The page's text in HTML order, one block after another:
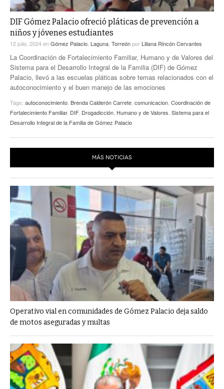
DIF Gómez Palacio ofreció pláticas de prevención a
niños y jóvenes estudiantes
12 julio, 2024enGómez Palacio Laguna Torreónpor Liliana Rincón Cervantes
La Coordinación de Fortalecimiento Familiar, Humano y de Valores del
Sistema para el Desarrollo Integral de la Familia (DIF) de Gómez
Palacio, llevó a las escuelas pláticas sobre temas relacionados con el
autoconocimiento y el buen manejo de las emociones
Tags: autoconocimiento Brenda Calderón Carrete comunicacion Coordinación de
Fortalecimiento Familiar, DIF, Drogadicción Humano y de Valores Sistema para el
Desarrollo Integral de la Familia de Gómez Palacio
MÁS NOTICIAS
Operativo vial en comunidades de Gómez Palacio deja saldo
de motos aseguradas y multas